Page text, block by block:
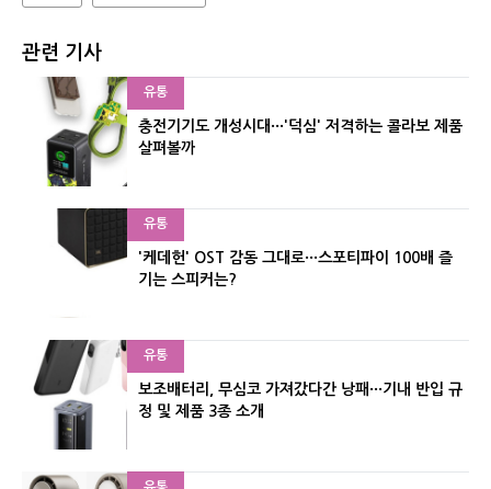
관련 기사
유통
충전기기도 개성시대···'덕심' 저격하는 콜라보 제품
살펴볼까
유통
'케데헌' OST 감동 그대로···스포티파이 100배 즐
기는 스피커는?
유통
보조배터리, 무심코 가져갔다간 낭패···기내 반입 규
정 및 제품 3종 소개
유통